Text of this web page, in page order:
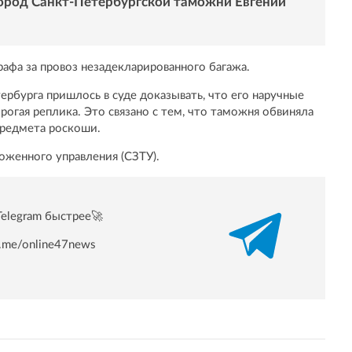
за провоз незадекларированного багажа.
пришлось в суде доказывать, что его наручные
реплика. Это связано с тем, что таможня обвиняла
роскоши.
управления (СЗТУ).
быстрее🚀
online47news